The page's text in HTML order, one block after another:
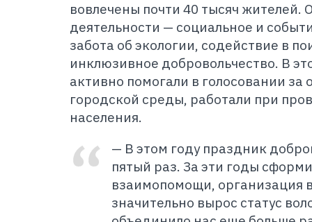
вовлечены почти 40 тысяч жителей.
деятельности — социальное и
забота об экологии, содействие в
инклюзивное добровольчество. В
активно помогали в голосовании
городской среды, работали при
населения.
— В этом году праздник
пятый раз. За эти годы
взаимопомощи, организация
значительно вырос статус